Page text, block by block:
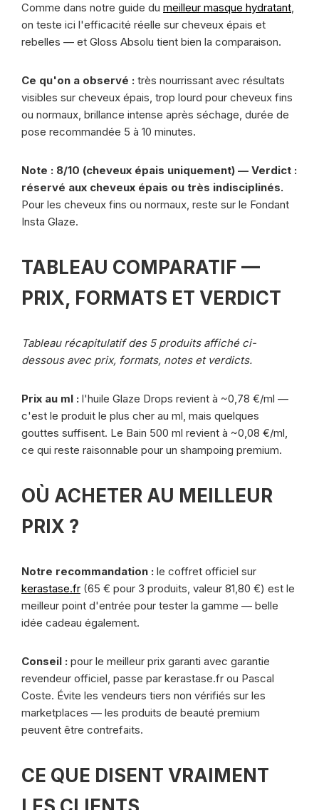
Comme dans notre guide du meilleur masque hydratant,
on teste ici l'efficacité réelle sur cheveux épais et
rebelles — et Gloss Absolu tient bien la comparaison.
Ce qu'on a observé : très nourrissant avec résultats
visibles sur cheveux épais, trop lourd pour cheveux fins
ou normaux, brillance intense après séchage, durée de
pose recommandée 5 à 10 minutes.
Note : 8/10 (cheveux épais uniquement) — Verdict :
réservé aux cheveux épais ou très indisciplinés.
Pour les cheveux fins ou normaux, reste sur le Fondant
Insta Glaze.
TABLEAU COMPARATIF —
PRIX, FORMATS ET VERDICT
Tableau récapitulatif des 5 produits affiché ci-
dessous avec prix, formats, notes et verdicts.
Prix au ml : l'huile Glaze Drops revient à ~0,78 €/ml —
c'est le produit le plus cher au ml, mais quelques
gouttes suffisent. Le Bain 500 ml revient à ~0,08 €/ml,
ce qui reste raisonnable pour un shampoing premium.
OÙ ACHETER AU MEILLEUR
PRIX ?
Notre recommandation : le coffret officiel sur
kerastase.fr (65 € pour 3 produits, valeur 81,80 €) est le
meilleur point d'entrée pour tester la gamme — belle
idée cadeau également.
Conseil : pour le meilleur prix garanti avec garantie
revendeur officiel, passe par kerastase.fr ou Pascal
Coste. Évite les vendeurs tiers non vérifiés sur les
marketplaces — les produits de beauté premium
peuvent être contrefaits.
CE QUE DISENT VRAIMENT